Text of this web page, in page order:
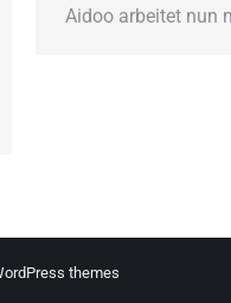
Aidoo arbeitet nun
themes